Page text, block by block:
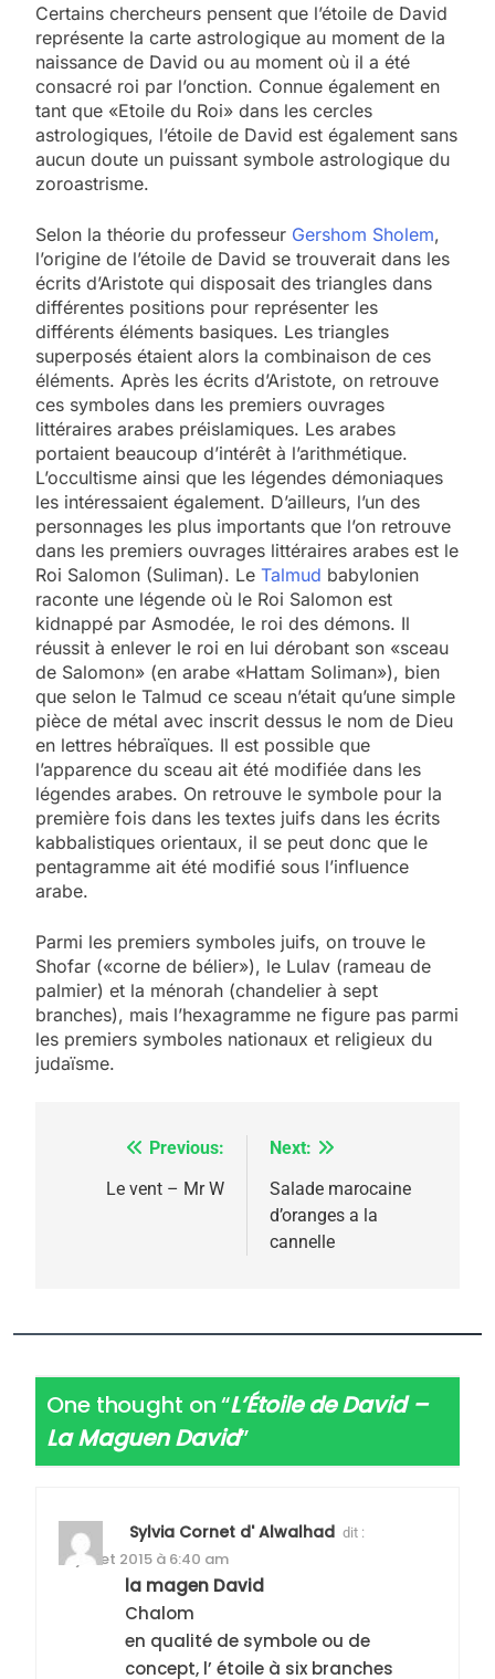
Certains chercheurs pensent que l’étoile de David
représente la carte astrologique au moment de la
naissance de David ou au moment où il a été
consacré roi par l’onction. Connue également en
tant que «Etoile du Roi» dans les cercles
astrologiques, l’étoile de David est également sans
aucun doute un puissant symbole astrologique du
zoroastrisme.
Selon la théorie du professeur Gershom Sholem,
l’origine de l’étoile de David se trouverait dans les
écrits d’Aristote qui disposait des triangles dans
différentes positions pour représenter les
différents éléments basiques. Les triangles
superposés étaient alors la combinaison de ces
éléments. Après les écrits d’Aristote, on retrouve
ces symboles dans les premiers ouvrages
littéraires arabes préislamiques. Les arabes
portaient beaucoup d’intérêt à l’arithmétique.
L’occultisme ainsi que les légendes démoniaques
les intéressaient également. D’ailleurs, l’un des
personnages les plus importants que l’on retrouve
dans les premiers ouvrages littéraires arabes est le
Roi Salomon (Suliman). Le Talmud babylonien
raconte une légende où le Roi Salomon est
kidnappé par Asmodée, le roi des démons. Il
réussit à enlever le roi en lui dérobant son «sceau
de Salomon» (en arabe «Hattam Soliman»), bien
que selon le Talmud ce sceau n’était qu’une simple
pièce de métal avec inscrit dessus le nom de Dieu
en lettres hébraïques. Il est possible que
l’apparence du sceau ait été modifiée dans les
légendes arabes. On retrouve le symbole pour la
première fois dans les textes juifs dans les écrits
kabbalistiques orientaux, il se peut donc que le
pentagramme ait été modifié sous l’influence
arabe.
Parmi les premiers symboles juifs, on trouve le
Shofar («corne de bélier»), le Lulav (rameau de
palmier) et la ménorah (chandelier à sept
branches), mais l’hexagramme ne figure pas parmi
les premiers symboles nationaux et religieux du
judaïsme.
NavigationPrevious:
Le vent – Mr W
Next:
Salade marocaine
d’oranges a la
cannelle
One thought on “L’Étoile de David –
La Maguen David”
Sylvia Cornet d' Alwalhad dit :
17 juillet 2015 à 6:40 am
la magen David
Chalom
en qualité de symbole ou de
concept, l’ étoile à six branches